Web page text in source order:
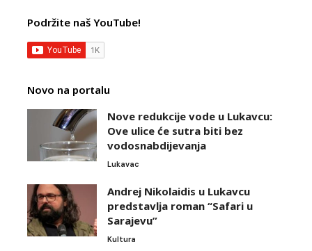
Podržite naš YouTube!
Novo na portalu
Nove redukcije vode u Lukavcu:
Ove ulice će sutra biti bez
vodosnabdijevanja
Lukavac
Andrej Nikolaidis u Lukavcu
predstavlja roman “Safari u
Sarajevu”
Kultura